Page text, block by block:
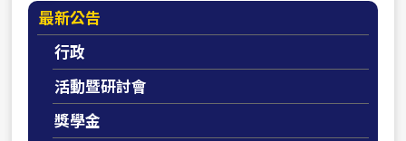
最新公告
行政
活動暨研討會
獎學金